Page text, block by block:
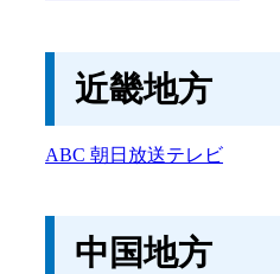
近畿地方
ABC 朝日放送テレビ
中国地方